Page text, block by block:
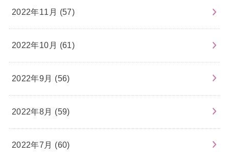
2022年11月 (57)
2022年10月 (61)
2022年9月 (56)
2022年8月 (59)
2022年7月 (60)